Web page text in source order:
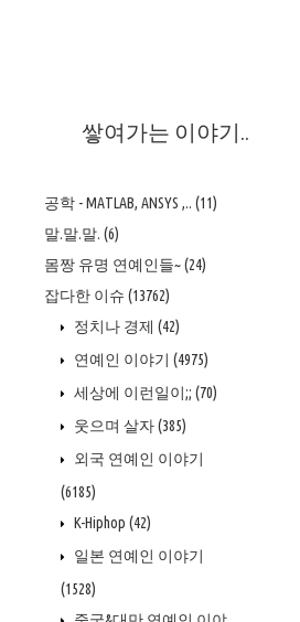
쌓여가는 이야기..
공학 - MATLAB, ANSYS ,.. (11)
말.말.말. (6)
몸짱 유명 연예인들~(24)
잡다한 이슈 (13762)
정치나 경제 (42)
연예인 이야기 (4975)
세상에 이런일이;; (70)
웃으며 살자(385)
외국 연예인 이야기
(6185)
K-Hiphop (42)
일본 연예인 이야기
(1528)